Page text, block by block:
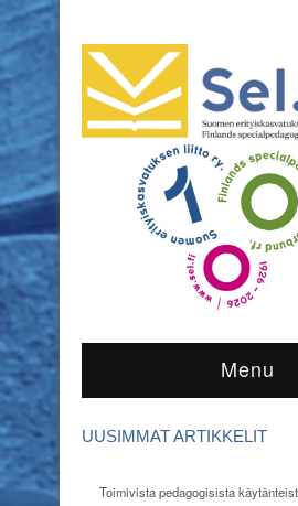
Menu
UUSIMMAT ARTIKKELIT
Toimivista pedagogisista